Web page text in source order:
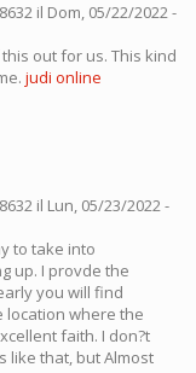
il Dom, 05/22/2022 -
out for us. This kind
judi online
il Lun, 05/23/2022 -
to take into
up. I provde the
you will find
location where the
faith. I don?t
like that, but Almost